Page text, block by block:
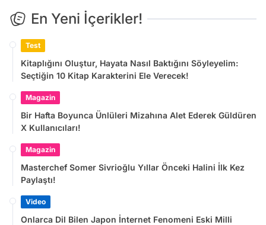
En Yeni İçerikler!
Test
Kitaplığını Oluştur, Hayata Nasıl Baktığını Söyleyelim:
Seçtiğin 10 Kitap Karakterini Ele Verecek!
Magazin
Bir Hafta Boyunca Ünlüleri Mizahına Alet Ederek Güldüren
X Kullanıcıları!
Magazin
Masterchef Somer Sivrioğlu Yıllar Önceki Halini İlk Kez
Paylaştı!
Video
Onlarca Dil Bilen Japon İnternet Fenomeni Eski Milli